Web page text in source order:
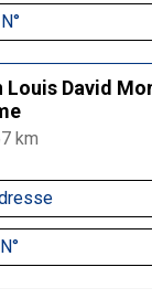
Louis David
km